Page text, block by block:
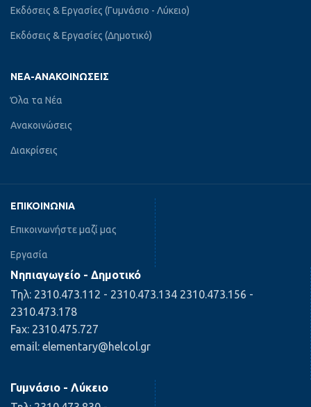
Εκδόσεις & Εργασίες (Γυμνάσιο - Λύκειο)
Εκδόσεις & Εργασίες (Δημοτικό)
ΝΈΑ-ΑΝΑΚΟΙΝΏΣΕΙΣ
Όλα τα Νέα
Ανακοινώσεις
Διακρίσεις
ΕΠΙΚΟΙΝΩΝΊΑ
Επικοινωνήστε μαζί μας
Εργασία
Νηπιαγωγείο - Δημοτικό
Τηλ: 2310.473.112 - 2310.473.134 2310.473.156 -
2310.473.178
Fax: 2310.475.727
email: elementary@helcol.gr
Γυμνάσιο - Λύκειο